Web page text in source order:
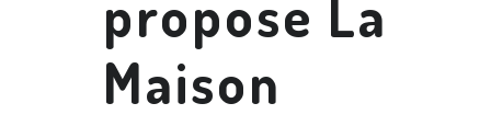
propose La
Maison